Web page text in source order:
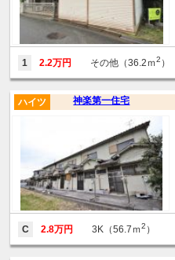
1 2.2万円 その他（36.2ｍ2 ）
神楽第一住宅
ハイツ
C 2.8万円 3K（56.7ｍ2 ）